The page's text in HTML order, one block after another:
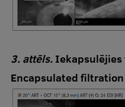
3. attēls.Iekapsulējies
Encapsulated